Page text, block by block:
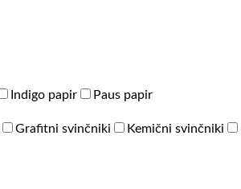
Indigo papir
Paus papir
Grafitni svinčniki Kemični svinčniki